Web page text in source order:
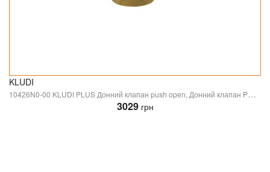
KLUDI
10426N0-00 KLUDI PLUS Донний клапан push open, Донний клапан PUSH-OPEN для раковин з отвором для переливу, брашоване золото (1 сорт)
3029грн